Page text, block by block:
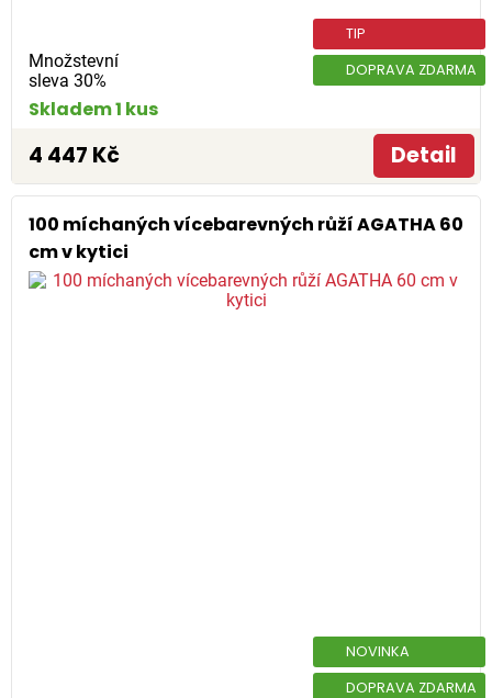
Množstevní
sleva 30%
TIP
DOPRAVA ZDARMA
Skladem 1 kus
4 447 Kč Detail
100 míchaných vícebarevných růží AGATHA 60
cm v kytici
NOVINKA
DOPRAVA ZDARMA